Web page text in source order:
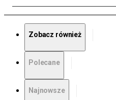
Zobacz również
Polecane
Najnowsze